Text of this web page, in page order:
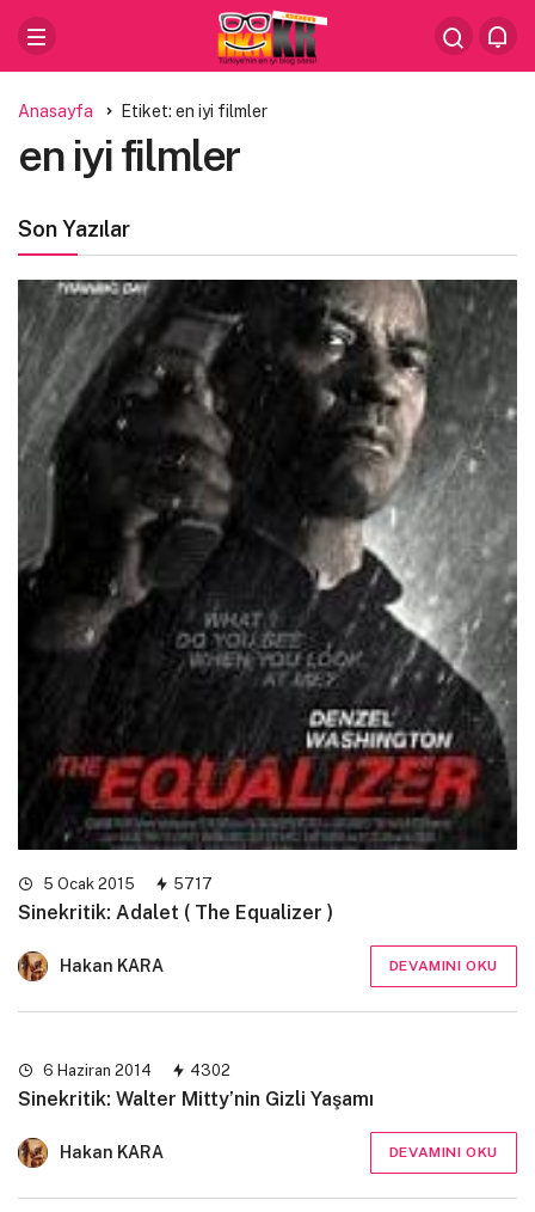
Anasayfa Etiket: en iyi filmler
en iyi filmler
Son Yazılar
5 Ocak 2015 5717
Sinekritik: Adalet ( The Equalizer )
Hakan KARA DEVAMINI OKU
6 Haziran 2014 4302
Sinekritik: Walter Mitty’nin Gizli Yaşamı
Hakan KARA DEVAMINI OKU